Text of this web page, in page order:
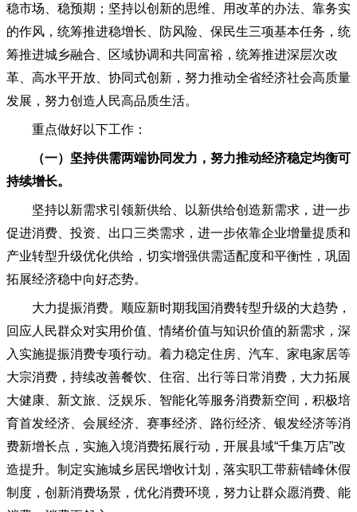
稳市场、稳预期；坚持以创新的思维、用改革的办法、靠务实
的作风，统筹推进稳增长、防风险、保民生三项基本任务，统
筹推进城乡融合、区域协调和共同富裕，统筹推进深层次改
革、高水平开放、协同式创新，努力推动全省经济社会高质量
发展，努力创造人民高品质生活。
重点做好以下工作：
（一）坚持供需两端协同发力，努力推动经济稳定均衡可
持续增长。
坚持以新需求引领新供给、以新供给创造新需求，进一步
促进消费、投资、出口三类需求，进一步依靠企业增量提质和
产业转型升级优化供给，切实增强供需适配度和平衡性，巩固
拓展经济稳中向好态势。
大力提振消费。顺应新时期我国消费转型升级的大趋势，
回应人民群众对实用价值、情绪价值与知识价值的新需求，深
入实施提振消费专项行动。着力稳定住房、汽车、家电家居等
大宗消费，持续改善餐饮、住宿、出行等日常消费，大力拓展
大健康、新文旅、泛娱乐、智能化等服务消费新空间，积极培
育首发经济、会展经济、赛事经济、路衍经济、银发经济等消
费新增长点，实施入境消费拓展行动，开展县域“千集万店”改
造提升。制定实施城乡居民增收计划，落实职工带薪错峰休假
制度，创新消费场景，优化消费环境，努力让群众愿消费、能